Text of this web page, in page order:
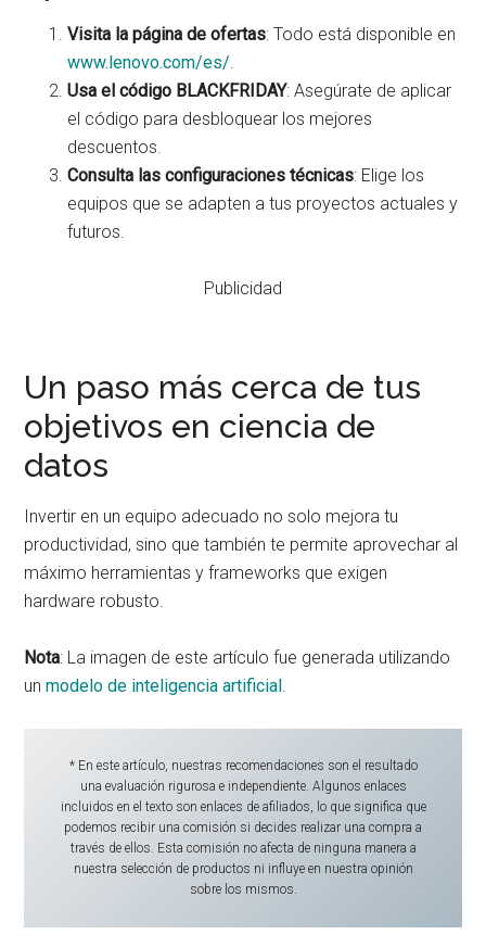
Visita la página de ofertas: Todo está disponible en
www.lenovo.com/es/
Usa el código BLACKFRIDAY: Asegúrate de aplicar
el código para desbloquear los mejores
descuentos.
Consulta las configuraciones técnicas: Elige los
equipos que se adapten a tus proyectos actuales y
futuros.
Publicidad
Un paso más cerca de tus
objetivos en ciencia de
datos
Invertir en un equipo adecuado no solo mejora tu
productividad, sino que también te permite aprovechar al
máximo herramientas y frameworks que exigen
hardware robusto.
Nota: La imagen de este artículo fue generada utilizando
unmodelo de inteligencia artificial
* En este artículo, nuestras recomendaciones son el resultado
una evaluación rigurosa e independiente. Algunos enlaces
incluidos en el texto son enlaces de afiliados, lo que significa que
podemos recibir una comisión si decides realizar una compra a
través de ellos. Esta comisión no afecta de ninguna manera a
nuestra selección de productos ni influye en nuestra opinión
sobre los mismos.